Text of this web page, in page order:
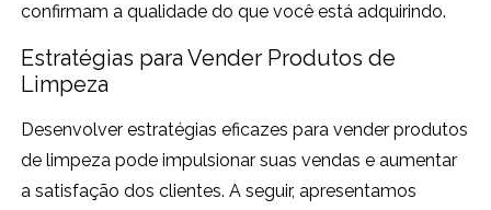
confirmam a qualidade do que você está adquirindo.
Estratégias para Vender Produtos de
Limpeza
Desenvolver estratégias eficazes para vender produtos
de limpeza pode impulsionar suas vendas e aumentar
a satisfação dos clientes. A seguir, apresentamos